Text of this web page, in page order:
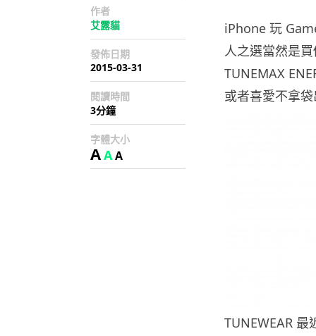
作者
艾露貓
發佈日期
2015-03-31
閱讀時間
3分鐘
字體大小
AAA
iPhone 玩
人之選當然是
TUNEMAX
或者喜愛不拿
TUNEWEAR 最